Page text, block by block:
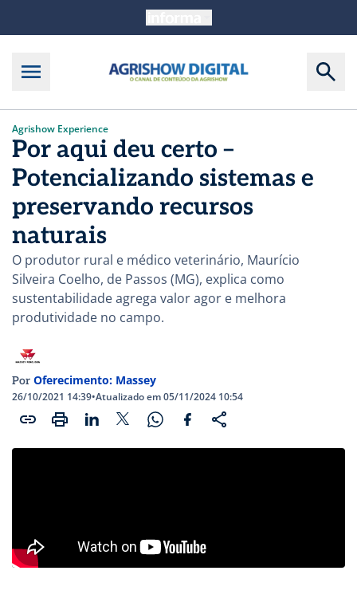
Agrishow Experience
Por aqui deu certo –
Potencializando sistemas e
preservando recursos
naturais
O produtor rural e médico veterinário, Maurício
Silveira Coelho, de Passos (MG), explica como
sustentabilidade agrega valor agor e melhora
produtividade no campo.
Por Oferecimento: Massey
26/10/2021 14:39•Atualizado em 05/11/2024 10:54